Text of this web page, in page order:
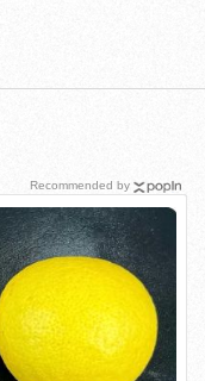
Recommended by